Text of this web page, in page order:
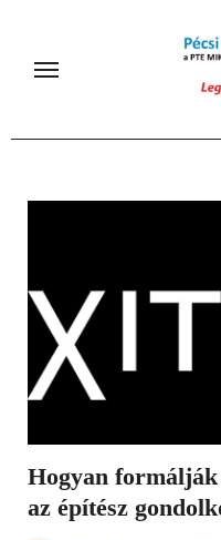
content
Hogyan
az építész